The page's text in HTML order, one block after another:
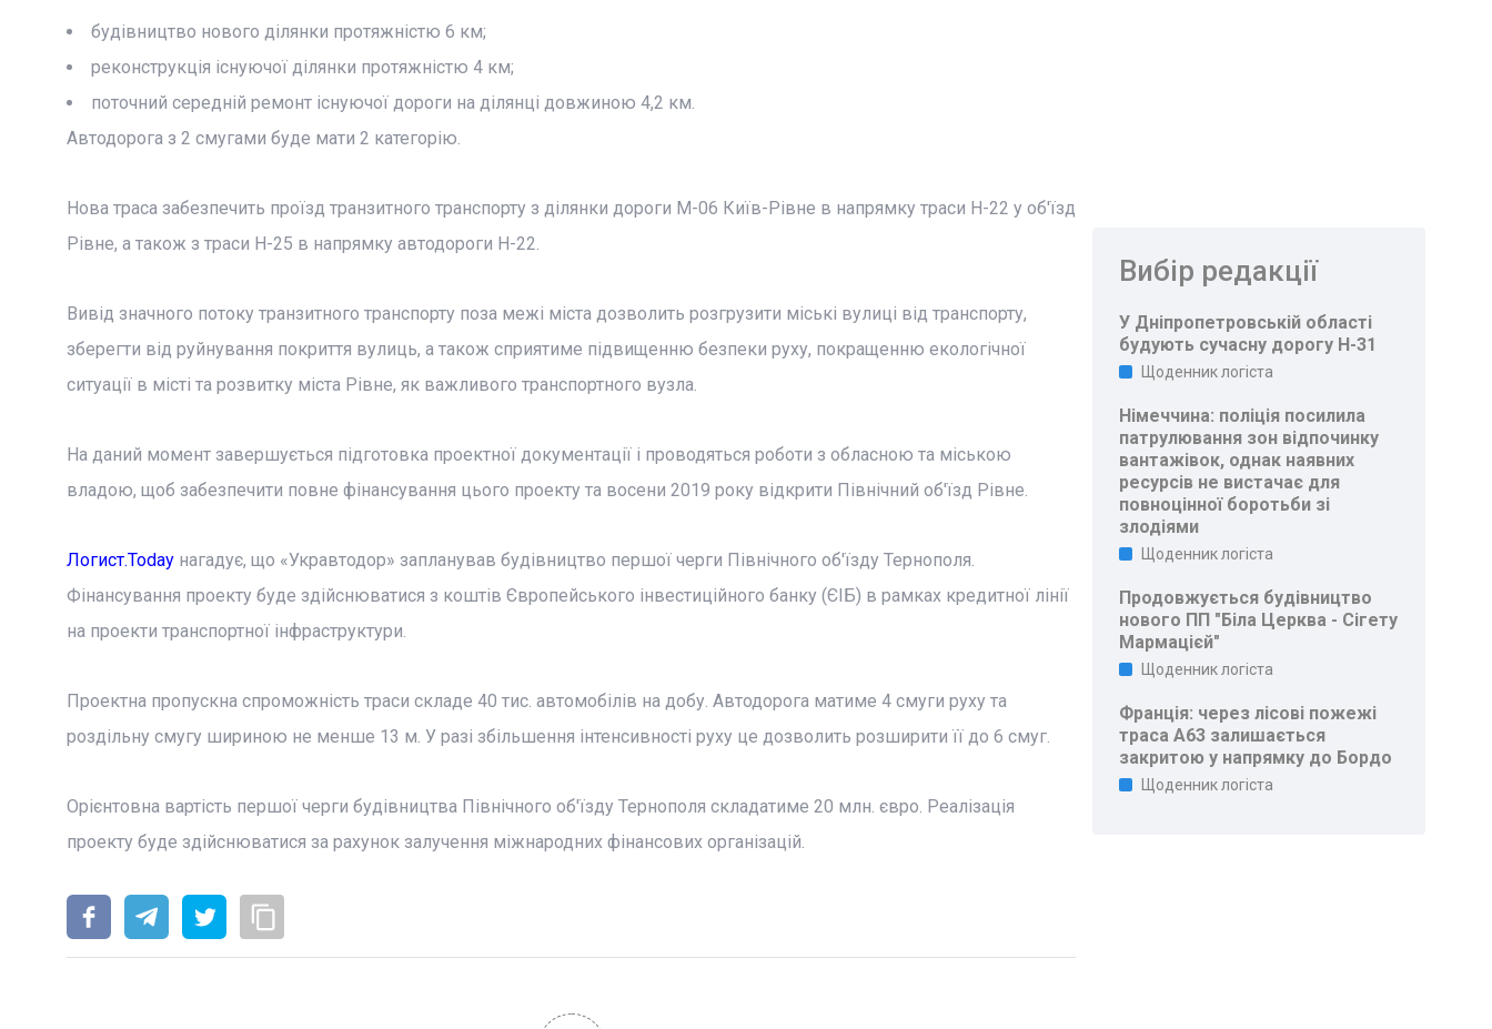
будівництво нового ділянки протяжністю 6 км;
реконструкція існуючої ділянки протяжністю 4 км;
поточний середній ремонт існуючої дороги на ділянці довжиною 4,2 км.
Автодорога з 2 смугами буде мати 2 категорію.
Нова траса забезпечить проїзд транзитного транспорту з ділянки дороги М-06 Київ-Рівне в напрямку траси Н-22 у об'їзд
Рівне, а також з траси Н-25 в напрямку автодороги Н-22.
Вивід значного потоку транзитного транспорту поза межі міста дозволить розгрузити міські вулиці від транспорту,
зберегти від руйнування покриття вулиць, а також сприятиме підвищенню безпеки руху, покращенню екологічної
ситуації в місті та розвитку міста Рівне, як важливого транспортного вузла.
На даний момент завершується підготовка проектної документації і проводяться роботи з обласною та міською
владою, щоб забезпечити повне фінансування цього проекту та восени 2019 року відкрити Північний об'їзд Рівне.
Логист.Todayнагадує, що «Укравтодор» запланував будівництво першої черги Північного об'їзду Тернополя.
Фінансування проекту буде здійснюватися з коштів Європейського інвестиційного банку (ЄІБ) в рамках кредитної лінії
на проекти транспортної інфраструктури.
Проектна пропускна спроможність траси складе 40 тис. автомобілів на добу. Автодорога матиме 4 смуги руху та
роздільну смугу шириною не менше 13 м. У разі збільшення інтенсивності руху це дозволить розширити її до 6 смуг.
Орієнтовна вартість першої черги будівництва Північного об'їзду Тернополя складатиме 20 млн. євро. Реалізація
проекту буде здійснюватися за рахунок залучення міжнародних фінансових організацій.
Вибір редакції
У Дніпропетровській області
будують сучасну дорогу Н-31
Щоденник логіста
Німеччина: поліція посилила
патрулювання зон відпочинку
вантажівок, однак наявних
ресурсів не вистачає для
повноцінної боротьби зі
злодіями
Щоденник логіста
Продовжується будівництво
нового ПП "Біла Церква - Сігету
Мармацієй"
Щоденник логіста
Франція: через лісові пожежі
траса A63 залишається
закритою у напрямку до Бордо
Щоденник логіста